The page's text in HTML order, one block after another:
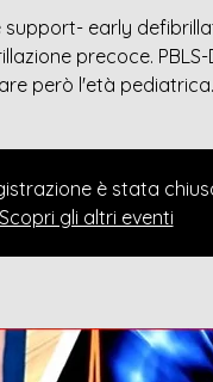
support- early
precoce.
però l'età pediatrica.
è stata
Scopri gli altri eventi